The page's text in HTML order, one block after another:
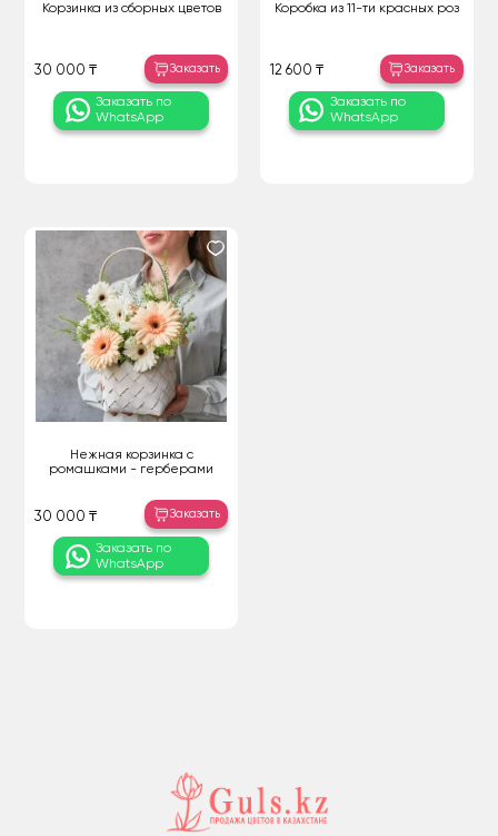
Корзинка из сборных цветов
30 000 ₸ Заказать
Заказать по
WhatsApp
Коробка из 11-ти красных роз
12 600 ₸ Заказать
Заказать по
WhatsApp
Нежная корзинка с
ромашками - герберами
30 000 ₸ Заказать
Заказать по
WhatsApp